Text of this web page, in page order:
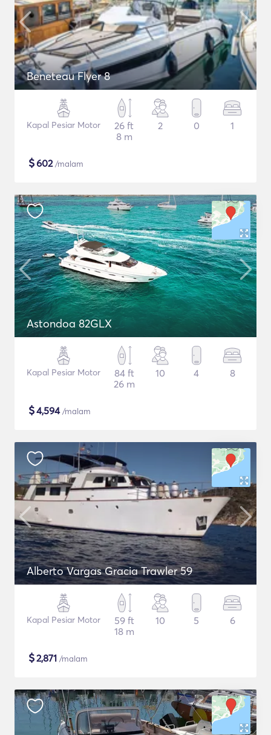
Beneteau Flyer 8
Kapal Pesiar Motor
26 ft
8 m
2 0 1
$602/malam
Astondoa 82GLX
Kapal Pesiar Motor
84 ft
26 m
10 4 8
$4,594/malam
Alberto Vargas Gracia Trawler 59
Kapal Pesiar Motor
59 ft
18 m
10 5 6
$2,871 /malam